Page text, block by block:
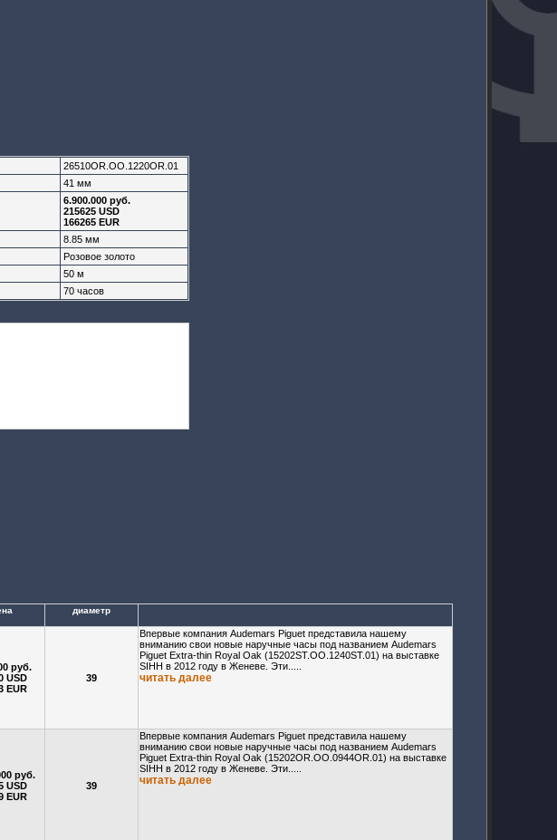
26510OR.OO.1220OR.01
41 мм
6.900.000 руб.
215625 USD
166265 EUR
8.85 мм
Розовое золото
50 м
70 часов
диаметр
руб.
USD
EUR
39
Впервые компания Audemars Piguet представила нашему
вниманию свои новые наручные часы под названием Audemars
Piguet Extra-thin Royal Oak (15202ST.OO.1240ST.01) на выставке
SIHH в 2012 году в Женеве. Эти.....
читать далее
руб.
USD
EUR
39
Впервые компания Audemars Piguet представила нашему
вниманию свои новые наручные часы под названием Audemars
Piguet Extra-thin Royal Oak (15202OR.OO.0944OR.01) на выставке
SIHH в 2012 году в Женеве. Эти.....
читать далее